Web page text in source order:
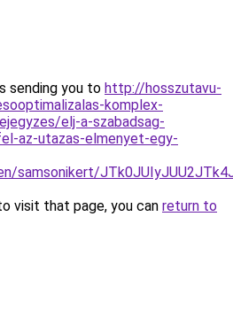
sending you to http://hosszutavu-
komplex-
elj-a-szabadsag-
az-utazas-elmenyet-egy-
samsonikert/
visit that page, you can return to